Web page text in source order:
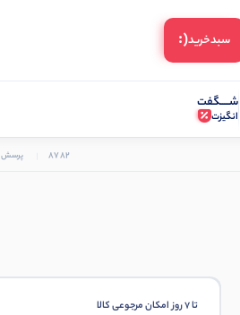
سبد‌خرید(:
شـــــگفت
انگیزت
8782 پرسش
تا 7 روز امکان مرجوعی کالا